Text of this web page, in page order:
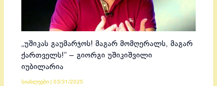
„უშიკას გაუმარჯოს! მაგარ მომღერალს, მაგარ
ქართველს!“ – გიორგი უშიკიშვილი
იუბილარია
სიახლეები 03/31/2025